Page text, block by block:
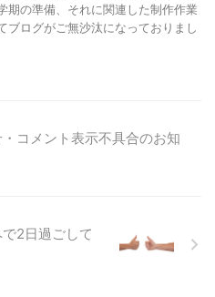
期の準備、それに関連した制作作業
ブログがご無沙汰になっておりまし
コメント表示不具合のお知
2日過ごして